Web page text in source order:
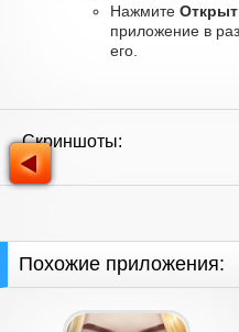
Нажмите
приложение в
его.
Скриншоты:
Похожие приложения: